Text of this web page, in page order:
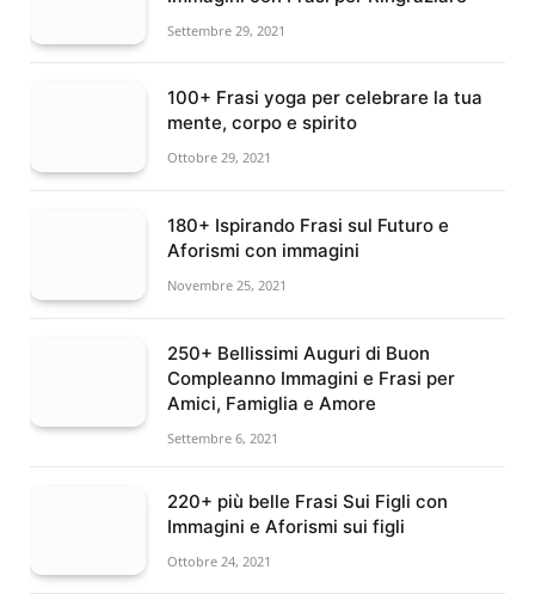
Settembre 29, 2021
100+ Frasi yoga per celebrare la tua
mente, corpo e spirito
Ottobre 29, 2021
180+ Ispirando Frasi sul Futuro e
Aforismi con immagini
Novembre 25, 2021
250+ Bellissimi Auguri di Buon
Compleanno Immagini e Frasi per
Amici, Famiglia e Amore
Settembre 6, 2021
220+ più belle Frasi Sui Figli con
Immagini e Aforismi sui figli
Ottobre 24, 2021